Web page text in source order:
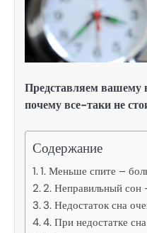
Представляем вашему
почему все-таки не
Содержание
1. Меньше спите –
2. Неправильный
3. Недостаток сна
4. При недостатке